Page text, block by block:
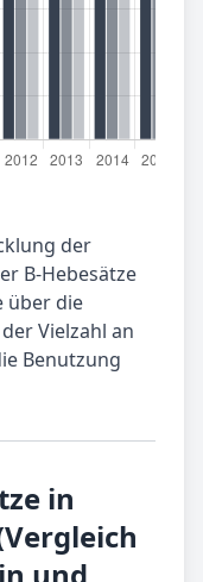
der
B-Hebesätze
über die
Vielzahl an
Benutzung
in